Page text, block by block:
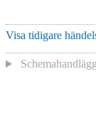
Visa tidigare